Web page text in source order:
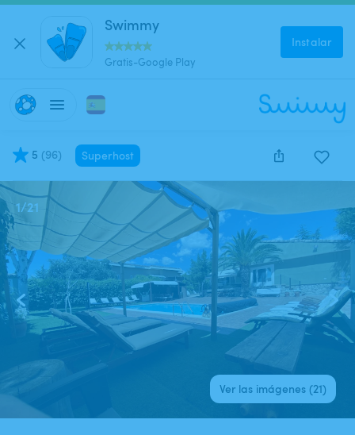
Swimmy
Gratis-Google Play
Instalar
5 (96) Superhost
1/21
Ver las imágenes (21)